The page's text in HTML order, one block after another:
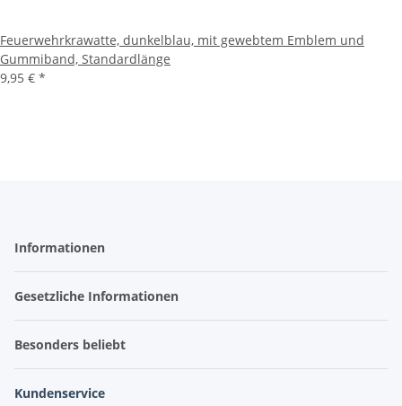
Feuerwehrkrawatte, dunkelblau, mit gewebtem Emblem und
Gummiband, Standardlänge
9,95 € *
Informationen
Gesetzliche Informationen
Besonders beliebt
Kundenservice